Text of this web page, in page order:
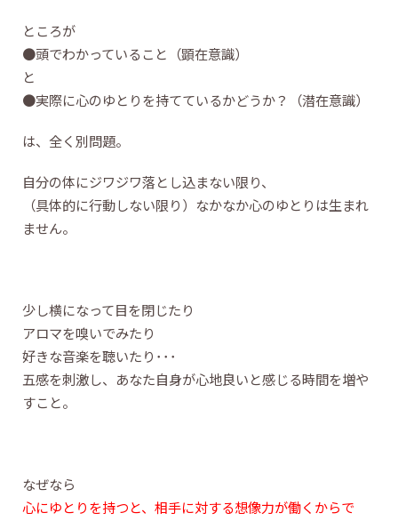
ところが
●頭でわかっていること（顕在意識）
と
●実際に心のゆとりを持てているかどうか？（潜在意識）
は、全く別問題。
自分の体にジワジワ落とし込まない限り、
（具体的に行動しない限り）なかなか心のゆとりは生まれ
ません。
少し横になって目を閉じたり
アロマを嗅いでみたり
好きな音楽を聴いたり･･･
五感を刺激し、あなた自身が心地良いと感じる時間を増や
すこと。
なぜなら
心にゆとりを持つと、相手に対する想像力が働くからで